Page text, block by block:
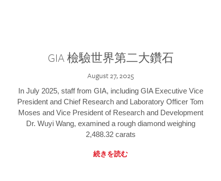
GIA 檢驗世界第二大鑽石
August 27, 2025
In July 2025, staff from GIA, including GIA Executive Vice
President and Chief Research and Laboratory Officer Tom
Moses and Vice President of Research and Development
Dr. Wuyi Wang, examined a rough diamond weighing
2,488.32 carats
続きを読む